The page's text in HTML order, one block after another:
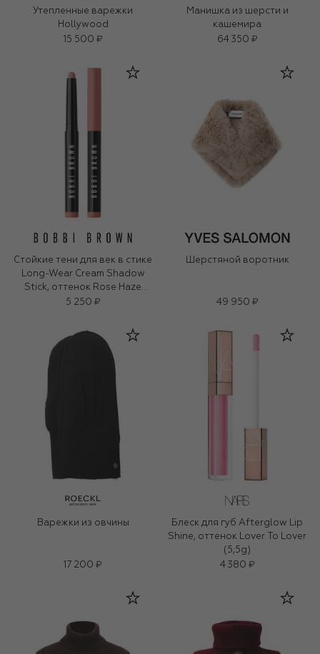
Утепленные варежки
Hollywood
15 500 ₽
Манишка из шерсти и
кашемира
64 350 ₽
Стойкие тени для век в стике
Long-Wear Cream Shadow
Stick, оттенок Rose Haze​
(1,6g)
5 250 ₽
Шерстяной воротник
49 950 ₽
Варежки из овчины
17 200 ₽
Блеск для губ Afterglow Lip
Shine, оттенок Lover To Lover
(5,5g)
4 380 ₽